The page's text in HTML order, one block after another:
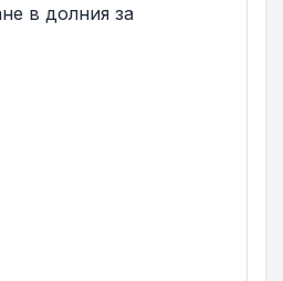
в долния за